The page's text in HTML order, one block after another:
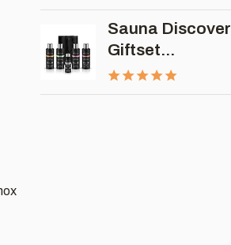
Sauna Discover
Giftset...